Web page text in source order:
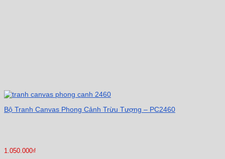
Bộ Tranh Canvas Phong Cảnh Trừu Tượng – PC2460
1.050.000₫